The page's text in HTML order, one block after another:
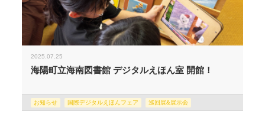
2025.07.25
海陽町立海南図書館 デジタルえほん室 開館！
お知らせ 国際デジタルえほんフェア 巡回展&展示会